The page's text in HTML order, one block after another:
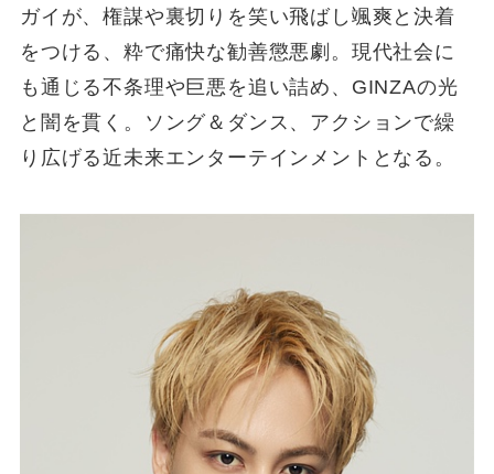
ガイが、権謀や裏切りを笑い飛ばし颯爽と決着
をつける、粋で痛快な勧善懲悪劇。現代社会に
も通じる不条理や巨悪を追い詰め、GINZAの光
と闇を貫く。ソング＆ダンス、アクションで繰
り広げる近未来エンターテインメントとなる。